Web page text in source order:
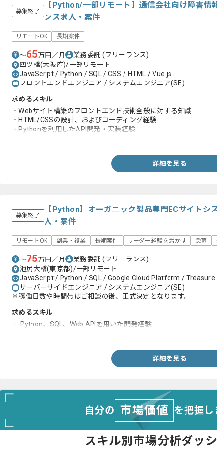
募集終了
【Python/一部リモート】通信会社向け障害情
ンス求人・案件
リモートOK 長期案件
〜65万円／月 業務委託(フリーランス)
四ツ橋(大阪府)/一部リモート
JavaScript / Python / SQL / CSS / HTML / Vue.js
フロントエンドエンジニア / システムエンジニア(SE)
求めるスキル
・Webサイト構築のフロントエンド技術全般に対する知識
・HTML/CSSの設計、およびコーディング経験
・Pythonを利用したAPI開発・実装経験
詳細を見る
募集終了
【Python】オーガニック製品専門ECサイトシ
人・案件
リモートOK 副業・複業 長期案件 リーダー経験を活かす 急募
〜75万円／月 業務委託(フリーランス)
池尻大橋(東京都)/一部リモート
JavaScript / Python / SQL / Google Cloud Platform / Treasure
サーバーサイドエンジニア / システムエンジニア(SE)
※稼働日数や時間帯はご相談の後、正式決定となります。
求めるスキル
・ Python、SQL、Web APIを用いた開発経験
詳細を見る
自分の 市場価値 を把握
スキル別市場分析ダッ